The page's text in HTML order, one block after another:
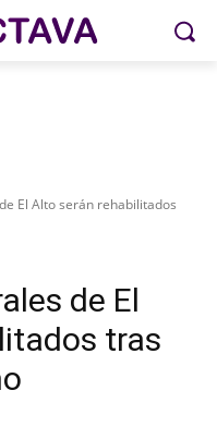
El Alto serán rehabilitados
de El
tras